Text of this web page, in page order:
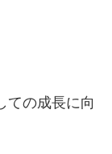
ての成長に向